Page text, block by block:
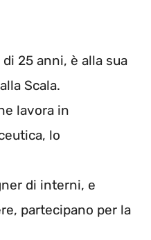
25 anni, è alla sua
Scala.
lavora in
lo
di interni, e
partecipano per la